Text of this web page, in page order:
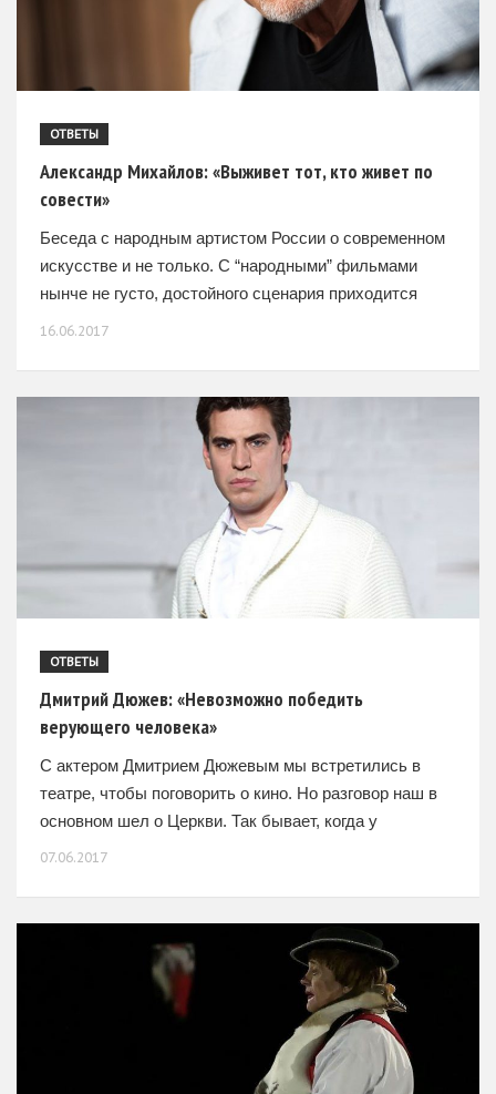
ОТВЕТЫ
Александр Михайлов: «Выживет тот, кто живет по
совести»
Беседа с народным артистом России о современном
искусстве и не только. С “народными” фильмами
нынче не густо, достойного сценария приходится
ждать долго, так что гастроли с творческими
16.06.2017
ОТВЕТЫ
Дмитрий Дюжев: «Невозможно победить
верующего человека»
С актером Дмитрием Дюжевым мы встретились в
театре, чтобы поговорить о кино. Но разговор наш в
основном шел о Церкви. Так бывает, когда у
собеседников одинаковые взгляды на жизнь. К
07.06.2017